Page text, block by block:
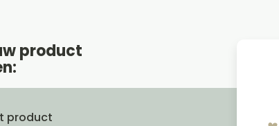
product
product